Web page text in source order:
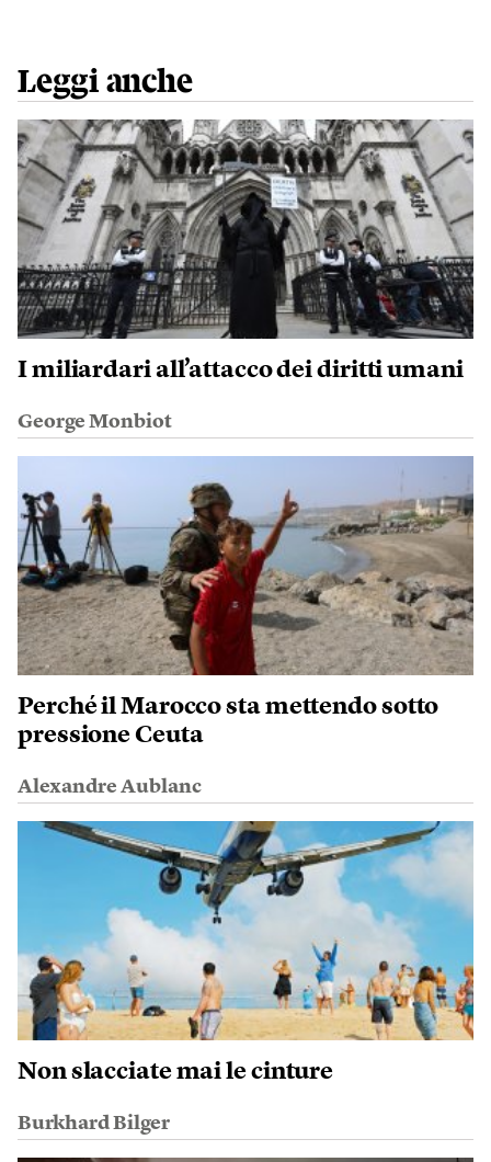
Leggi anche
I miliardari all’attacco dei diritti umani
George Monbiot
Perché il Marocco sta mettendo sotto
pressione Ceuta
Alexandre Aublanc
Non slacciate mai le cinture
Burkhard Bilger